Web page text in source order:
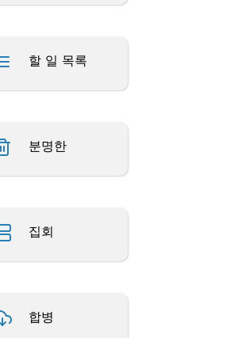
할 일 목록
분명한
집회
합병